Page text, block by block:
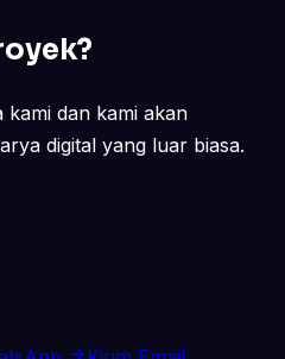
kami dan kami akan
digital yang luar biasa.